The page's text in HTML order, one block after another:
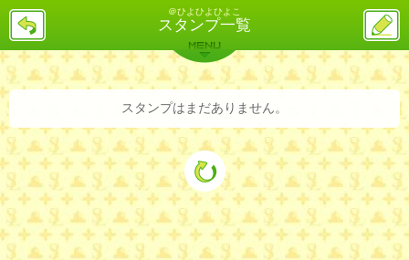
＠ひよひよひよこ
スタンプ一覧
戻
ス
投
稿
バックナンバー 詳細検索 ランキング
MENU
スタンプはまだありません。